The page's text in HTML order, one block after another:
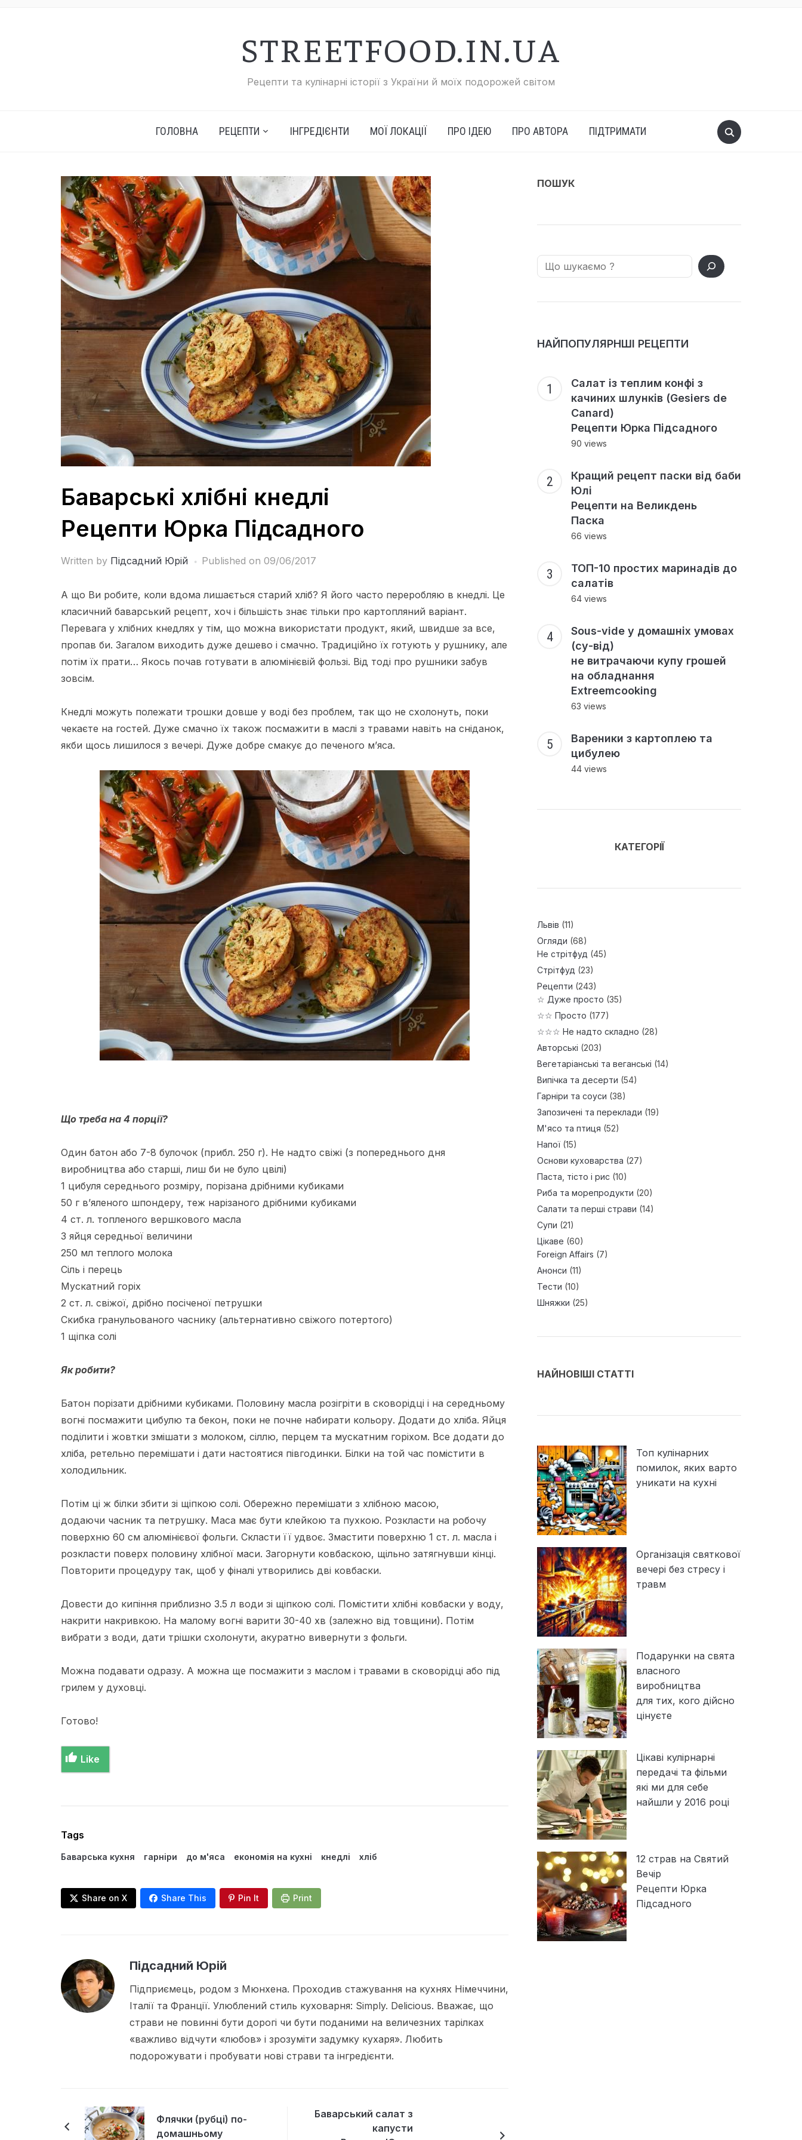
STREETFOOD.IN.UA
Рецепти та кулінарні історії з України й моїх подорожей світом
ГОЛОВНА РЕЦЕПТИ ІНГРЕДІЄНТИ МОЇ ЛОКАЦІЇ ПРО ІДЕЮ ПРО АВТОРА ПІДТРИМАТИ
Баварські хлібні кнедлі
Рецепти Юрка Підсадного
Written by Підсадний Юрій Published on 09/06/2017
А що Ви робите, коли вдома лишається старий хліб? Я його часто переробляю в кнедлі. Це
класичний баварський рецепт, хоч і більшість знає тільки про картопляний варіант.
Перевага у хлібних кнедлях у тім, що можна використати продукт, який, швидше за все,
пропав би. Загалом виходить дуже дешево і смачно. Традиційно їх готують у рушнику, але
потім їх прати… Якось почав готувати в алюмінієвій фользі. Від тоді про рушники забув
зовсім.
Кнедлі можуть полежати трошки довше у воді без проблем, так що не схолонуть, поки
чекаєте на гостей. Дуже смачно їх також посмажити в маслі з травами навіть на сніданок,
якби щось лишилося з вечері. Дуже добре смакує до печеного м’яса.
Що треба на 4 порції?
Один батон або 7-8 булочок (прибл. 250 г). Не надто свіжі (з попереднього дня
виробництва або старші, лиш би не було цвілі)
1 цибуля середнього розміру, порізана дрібними кубиками
50 г в’яленого шпондеру, теж нарізаного дрібними кубиками
4 ст. л. топленого вершкового масла
3 яйця середньої величини
250 мл теплого молока
Сіль і перець
Мускатний горіх
2 ст. л. свіжої, дрібно посіченої петрушки
Скибка гранульованого часнику (альтернативно свіжого потертого)
1 щіпка солі
Як робити?
Батон порізати дрібними кубиками. Половину масла розігріти в сковорідці і на середньому
вогні посмажити цибулю та бекон, поки не почне набирати кольору. Додати до хліба. Яйця
поділити і жовтки змішати з молоком, сіллю, перцем та мускатним горіхом. Все додати до
хліба, ретельно перемішати і дати настоятися півгодинки. Білки на той час помістити в
холодильник.
Потім ці ж білки збити зі щіпкою солі. Обережно перемішати з хлібною масою,
додаючи часник та петрушку. Маса має бути клейкою та пухкою. Розкласти на робочу
поверхню 60 см алюмінієвої фольги. Скласти її удвоє. Змастити поверхню 1 ст. л. масла і
розкласти поверх половину хлібної маси. Загорнути ковбаскою, щільно затягнувши кінці.
Повторити процедуру так, щоб у фіналі утворились дві ковбаски.
Довести до кипіння приблизно 3.5 л води зі щіпкою солі. Помістити хлібні ковбаски у воду,
накрити накривкою. На малому вогні варити 30-40 хв (залежно від товщини). Потім
вибрати з води, дати трішки схолонути, акуратно вивернути з фольги.
Можна подавати одразу. А можна ще посмажити з маслом і травами в сковорідці або під
грилем у духовці.
Готово!
Like
Tags
Баварська кухня гарніри до м'яса економія на кухні кнедлі хліб
Share on X Share This Pin It Print
Підсадний Юрій
Підприємець, родом з Мюнхена. Проходив стажування на кухнях Німеччини,
Італії та Франції. Улюблений стиль куховарня: Simply. Delicious. Вважає, що
страви не повинні бути дорогі чи бути поданими на величезних тарілках
«важливо відчути «любов» і зрозуміти задумку кухаря». Любить
подорожувати і пробувати нові страви та інгредієнти.
Флячки (рубці) по-
домашньому
Баварський салат з
капусти
ПОШУК
Search
НАЙПОПУЛЯРНШІ РЕЦЕПТИ
Салат із теплим конфі з
качиних шлунків (Gesiers de
Canard)
Рецепти Юрка Підсадного
90 views
Кращий рецепт паски від баби
Юлі
Рецепти на Великдень
Паска
66 views
ТОП-10 простих маринадів до
салатів
64 views
Sous-vide у домашніх умовах
(су-від)
не витрачаючи купу грошей
на обладнання
Extreemcooking
63 views
Вареники з картоплею та
цибулею
44 views
КАТЕГОРІЇ
Львів (11)
Огляди (68)
Не стрітфуд (45)
Стрітфуд (23)
Рецепти (243)
☆ Дуже просто (35)
☆☆ Просто (177)
☆☆☆ Не надто складно (28)
Авторські (203)
Вегетаріанські та веганські (14)
Випічка та десерти (54)
Гарніри та соуси (38)
Запозичені та переклади (19)
М'ясо та птиця (52)
Напої (15)
Основи куховарства (27)
Паста, тісто і рис (10)
Риба та морепродукти (20)
Салати та перші страви (14)
Супи (21)
Цікаве (60)
Foreign Affairs (7)
Анонси (11)
Тести (10)
Шняжки (25)
НАЙНОВІШІ СТАТТІ
Топ кулінарних
помилок, яких варто
уникати на кухні
Організація святкової
вечері без стресу і
травм
Подарунки на свята
власного
виробництва
для тих, кого дійсно
цінуєте
Цікаві кулірнарні
передачі та фільми
які ми для себе
найшли у 2016 році
12 страв на Святий
Вечір
Рецепти Юрка
Підсадного